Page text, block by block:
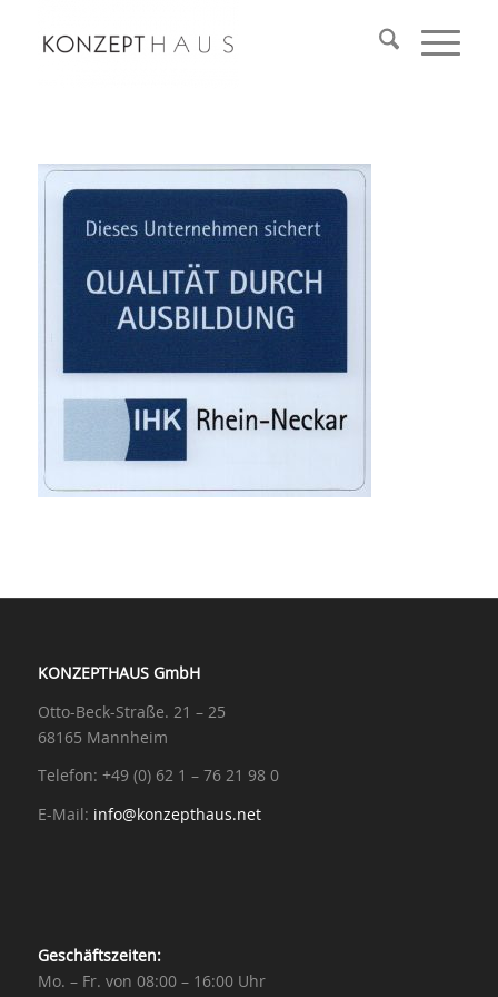
KONZEPTHAUS GmbH
Otto-Beck-Straße. 21 – 25
68165 Mannheim
Telefon: +49 (0) 62 1 – 76 21 98 0
E-Mail: info@konzepthaus.net
Geschäftszeiten:
Mo. – Fr. von 08:00 – 16:00 Uhr